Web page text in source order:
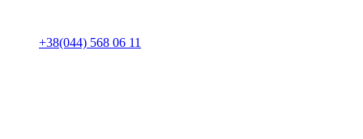
+38(044) 568 06 11